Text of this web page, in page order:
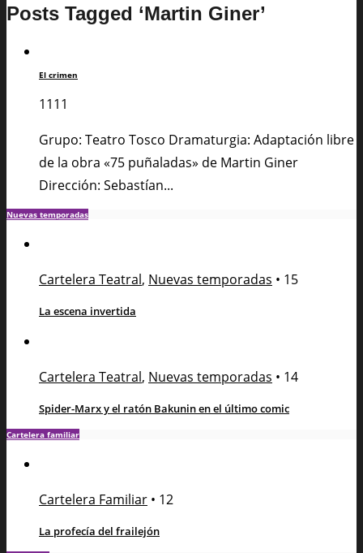
Posts Tagged ‘Martin Giner’
El crimen
1111
Grupo: Teatro Tosco Dramaturgia: Adaptación libre
de la obra «75 puñaladas» de Martin Giner
Dirección: Sebastían...
Nuevas temporadas
Cartelera Teatral, Nuevas temporadas • 15
La escena invertida
Cartelera Teatral, Nuevas temporadas • 14
Spider-Marx y el ratón Bakunin en el último comic
Cartelera familiar
Cartelera Familiar • 12
La profecía del frailejón